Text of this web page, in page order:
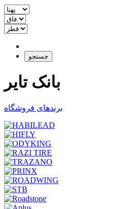
جستجو
بانک تایر
برندهای فروشگاه